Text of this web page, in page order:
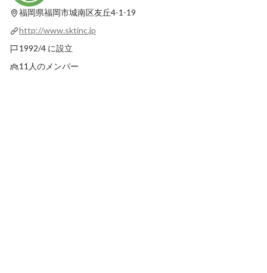
福岡県福岡市城南区友丘4-1-19
http://www.sktinc.jp
1992/4 に設立
11人のメンバー